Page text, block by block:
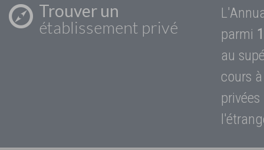
Trouver un
établissement privé
parmi
au
cours